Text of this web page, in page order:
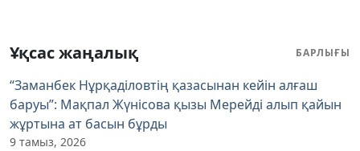
Ұқсас жаңалық БАРЛЫҒЫ
“Заманбек Нұрқаділовтің қазасынан кейін алғаш
баруы”: Мақпал Жүнісова қызы Мерейді алып қайын
жұртына ат басын бұрды
9 тамыз, 2026